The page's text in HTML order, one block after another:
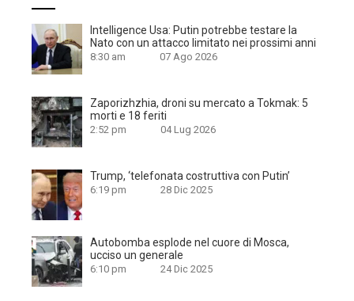
Intelligence Usa: Putin potrebbe testare la
Nato con un attacco limitato nei prossimi anni
8:30 am 07 Ago 2026
Zaporizhzhia, droni su mercato a Tokmak: 5
morti e 18 feriti
2:52 pm 04 Lug 2026
Trump, ‘telefonata costruttiva con Putin’
6:19 pm 28 Dic 2025
Autobomba esplode nel cuore di Mosca,
ucciso un generale
6:10 pm 24 Dic 2025